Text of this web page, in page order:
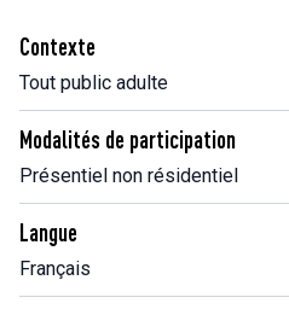
Contexte
Tout public adulte
Modalités de participation
Présentiel non résidentiel
Langue
Français